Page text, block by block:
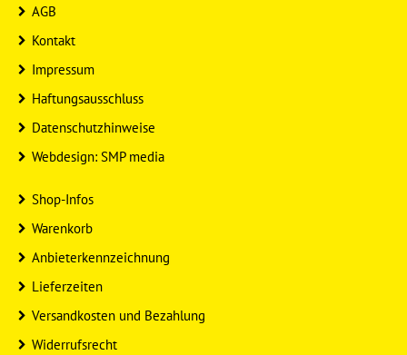
AGB
Kontakt
Impressum
Haftungsausschluss
Datenschutzhinweise
Webdesign: SMP media
Shop-Infos
Warenkorb
Anbieterkennzeichnung
Lieferzeiten
Versandkosten und Bezahlung
Widerrufsrecht